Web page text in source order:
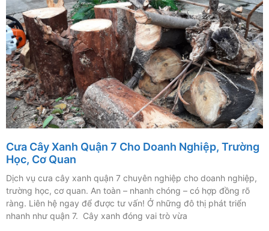
Cưa Cây Xanh Quận 7 Cho Doanh Nghiệp, Trường
Học, Cơ Quan
Dịch vụ cưa cây xanh quận 7 chuyên nghiệp cho doanh nghiệp,
trường học, cơ quan. An toàn – nhanh chóng – có hợp đồng rõ
ràng. Liên hệ ngay để được tư vấn! Ở những đô thị phát triển
nhanh như quận 7. Cây xanh đóng vai trò vừa